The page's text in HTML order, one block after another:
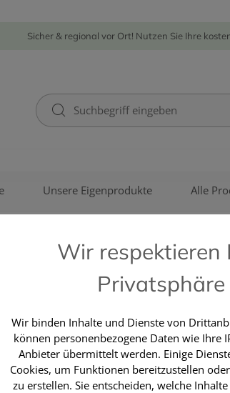
Sicher & regional vor Ort! Nutzen Sie Ihre
Unsere Eigenprodukte Alle
4mx
Wir respektieren
Privatsphäre
Wir binden Inhalte und Dienste von
können personenbezogene Daten wie Ihre
Anbieter übermittelt werden. Einige
Cookies, um Funktionen bereitzustellen
zu erstellen. Sie entscheiden, welche